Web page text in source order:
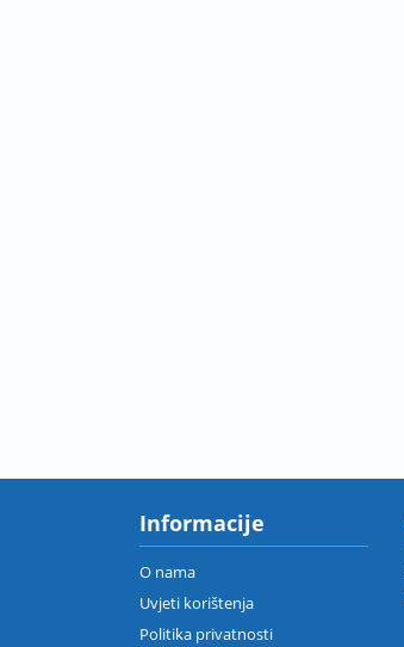
Informacije
O nama
Uvjeti korištenja
Politika privatnosti